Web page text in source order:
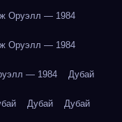
Оруэлл — 1984
Оруэлл — 1984
— 1984 Дубай
Дубай Дубай